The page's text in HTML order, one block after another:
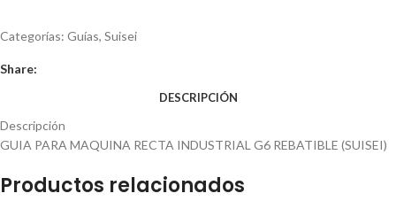
Categorías: Guías, Suisei
Share:
DESCRIPCIÓN
Descripción
GUIA PARA MAQUINA RECTA INDUSTRIAL G6 REBATIBLE (SUISEI)
Productos relacionados